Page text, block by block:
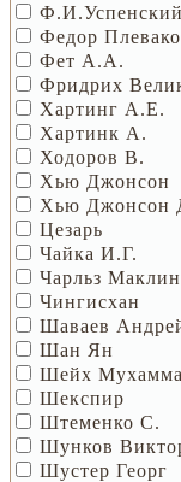
Ф.И.Успенский
Федор Плевако
Фет А.А.
Фридрих
Хартинг А.Е.
Хартинк А.
Ходоров В.
Хью Джонсон
Хью Джонсон
Цезарь
Чайка И.Г.
Чарльз Маклин
Чингисхан
Шаваев
Шан Ян
Шейх
Шекспир
Штеменко С.
Шунков
Шустер Георг